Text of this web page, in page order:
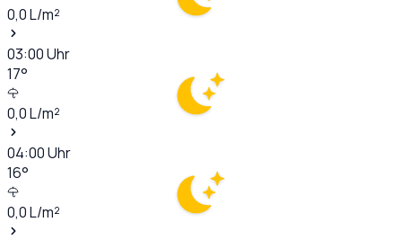
0,0L/m²
03:00Uhr
17°
0,0L/m²
04:00Uhr
16°
0,0L/m²